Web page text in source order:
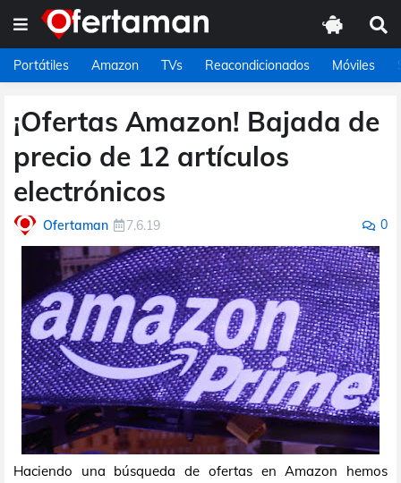
Portátiles Amazon TVs Reacondicionados Móviles
¡Ofertas Amazon! Bajada de
precio de 12 artículos
electrónicos
Ofertaman 7.6.19 0
Haciendo una búsqueda de ofertas en Amazon hemos